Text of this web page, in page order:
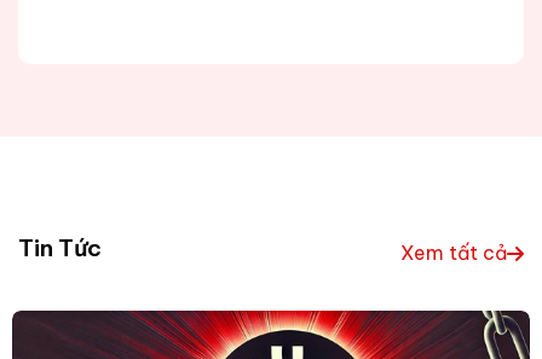
Tin Tức Xem tất cả